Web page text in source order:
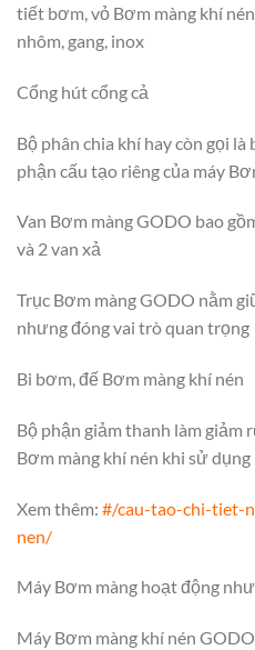
tiết bơm, vỏ Bơm màng khí
nhôm, gang, inox
Cổng hút cổng cả
Bộ phân chia khí hay còn gọi
phận cấu tạo riêng của máy
Van Bơm màng GODO bao
và 2 van xả
Trục Bơm màng GODO nằm
nhưng đóng vai trò quan trọng
Bi bơm, đế Bơm màng khí nén
Bộ phận giảm thanh làm giảm
Bơm màng khí nén khi sử dụng
Xem thêm: #/cau-tao-chi-tiet-
nen/
Máy Bơm màng hoạt động
Máy Bơm màng khí nén